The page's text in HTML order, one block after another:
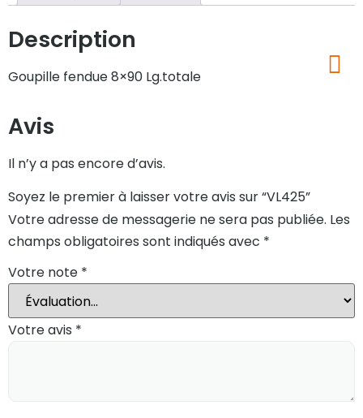
Description
Goupille fendue 8×90 Lg.totale
Avis
Il n’y a pas encore d’avis.
Soyez le premier à laisser votre avis sur “VL425”
Votre adresse de messagerie ne sera pas publiée. Les
champs obligatoires sont indiqués avec *
Votre note *
Votre avis *